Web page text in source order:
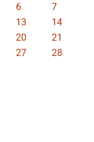
6
7
13
14
20
21
27
28